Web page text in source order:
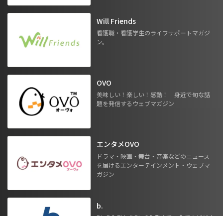
Will Friends
看護職・看護学生のライフサポートマガジ
ン。
OVO
美味しい！楽しい！感動！ 身近で旬な話
題を発信するウェブマガジン
エンタメOVO
ドラマ・映画・舞台・音楽などのニュース
を届けるエンターテインメント・ウェブマ
ガジン
b.